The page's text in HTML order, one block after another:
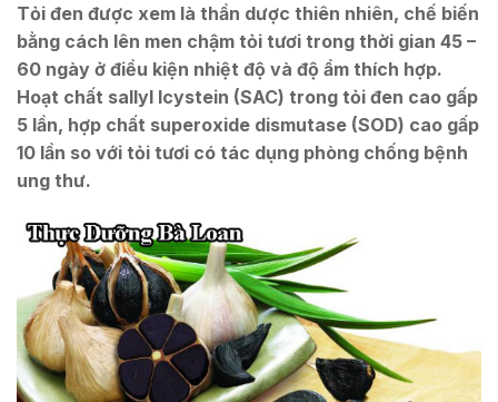
Tỏi đen được xem là thần dược thiên nhiên, chế biến
bằng cách lên men chậm tỏi tươi trong thời gian 45 –
60 ngày ở điều kiện nhiệt độ và độ ẩm thích hợp.
Hoạt chất sallyl lcystein (SAC) trong tỏi đen cao gấp
5 lần, hợp chất superoxide dismutase (SOD) cao gấp
10 lần so với tỏi tươi có tác dụng phòng chống bệnh
ung thư.